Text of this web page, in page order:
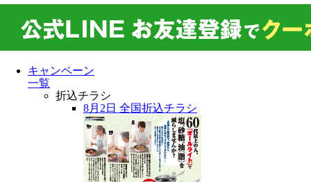
キャンペーン
一覧
折込チラシ
8月2日 全国折込チラシ